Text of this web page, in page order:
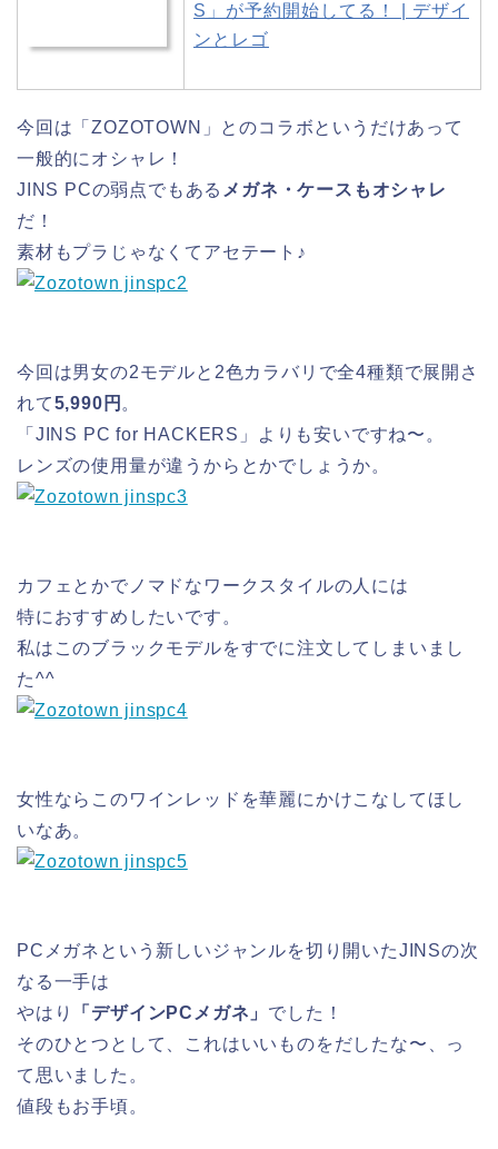
S」が予約開始してる！ | デザイ
ンとレゴ
今回は「ZOZOTOWN」とのコラボというだけあって
一般的にオシャレ！
JINS PCの弱点でもある メガネ・ケースもオシャレ
だ！
素材もプラじゃなくてアセテート♪
今回は男女の2モデルと2色カラバリで全4種類で展開さ
れて5,990円 。
「JINS PC for HACKERS」よりも安いですね〜。
レンズの使用量が違うからとかでしょうか。
カフェとかでノマドなワークスタイルの人には
特におすすめしたいです。
私はこのブラックモデルをすでに注文してしまいまし
た^^
女性ならこのワインレッドを華麗にかけこなしてほし
いなあ。
PCメガネという新しいジャンルを切り開いたJINSの次
なる一手は
やはり
「デザインPCメガネ」 でした！
そのひとつとして、これはいいものをだしたな〜、っ
て思いました。
値段もお手頃。